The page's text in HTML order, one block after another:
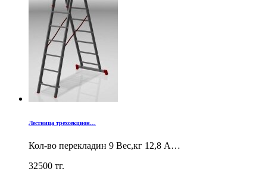
Лестница трехсекцион…
Кол-во перекладин 9 Вес,кг 12,8 А…
32500 тг.